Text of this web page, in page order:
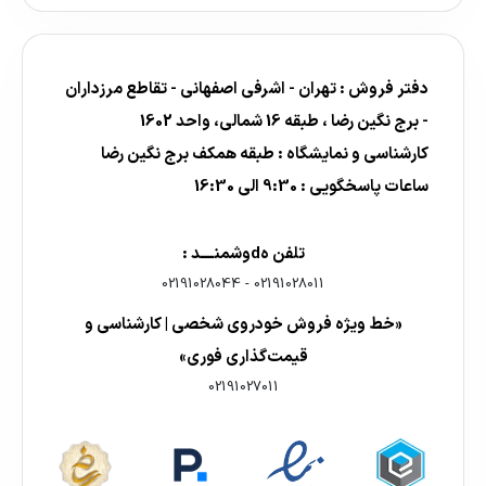
دفتر فروش : تهران - اشرفی اصفهانی - تقاطع مرزداران
- برج نگین رضا ، طبقه 16 شمالی، واحد 1602
کارشناسی و نمایشگاه : طبقه همکف برج نگین رضا
ساعات پاسخگویی : 9:30 الی 16:30
تلفن هdوشمنــــد :
02191028011
-
02191028044
«خط ویژه فروش خودروی شخصی | کارشناسی و
قیمت‌گذاری فوری»
02191027011